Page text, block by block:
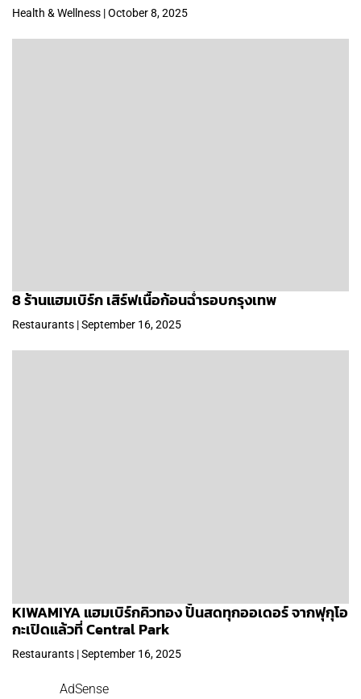
Health & Wellness | October 8, 2025
8 ร้านแฮมเบิร์ก เสิร์ฟเนื้อก้อนฉ่ำรอบกรุงเทพ
Restaurants | September 16, 2025
KIWAMIYA แฮมเบิร์กคิวทอง ปั้นสดทุกออเดอร์ จากฟุกุโอ
กะเปิดแล้วที่ Central Park
Restaurants | September 16, 2025
AdSense